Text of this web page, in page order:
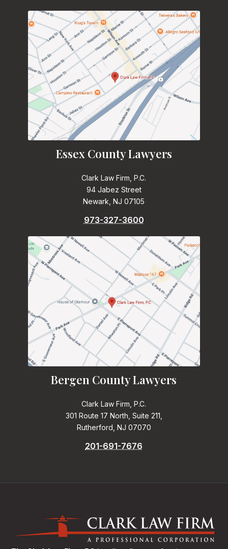
Essex County Lawyers
Clark Law Firm, P.C.
94 Jabez Street
Newark, NJ 07105
973-327-3600
Bergen County Lawyers
Clark Law Firm, P.C.
301 Route 17 North, Suite 211,
Rutherford, NJ 07070
201-691-7676